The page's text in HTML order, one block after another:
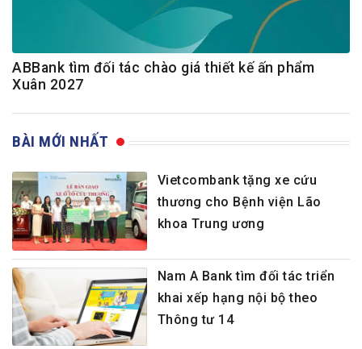
ABBank tìm đối tác chào giá thiết kế ấn phẩm
Xuân 2027
BÀI MỚI NHẤT
Vietcombank tặng xe cứu
thương cho Bệnh viện Lão
khoa Trung ương
Nam A Bank tìm đối tác triển
khai xếp hạng nội bộ theo
Thông tư 14